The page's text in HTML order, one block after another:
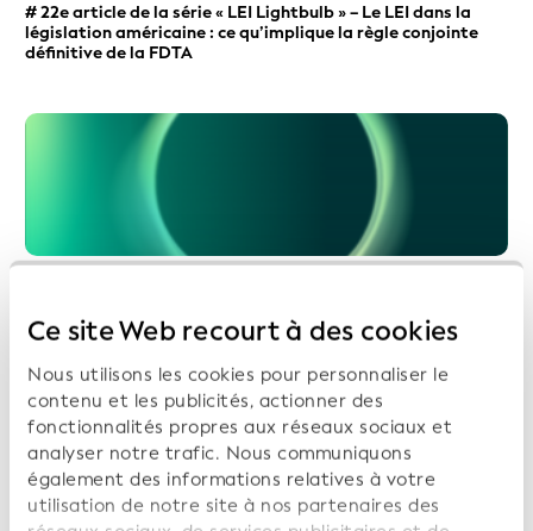
Ce site Web recourt à des cookies
Nous utilisons les cookies pour personnaliser le
contenu et les publicités, actionner des
fonctionnalités propres aux réseaux sociaux et
analyser notre trafic. Nous communiquons
également des informations relatives à votre
utilisation de notre site à nos partenaires des
# 22e article de la série « LEI Lightbulb » – Le LEI dans la
législation américaine : ce qu’implique la règle conjointe
définitive de la FDTA
Transformer les données en opportunités : Metric in Motion
– Comment l'IA peut renforcer la transparence en matière
de propriété